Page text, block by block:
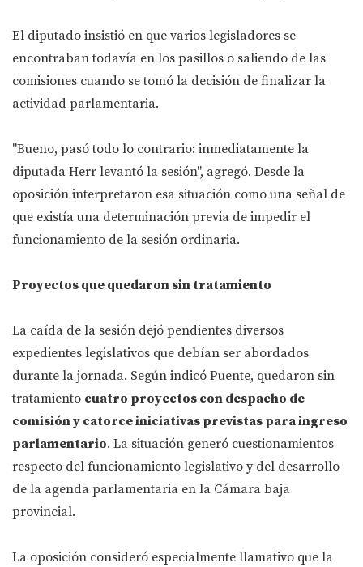
El diputado insistió en que varios legisladores se
encontraban todavía en los pasillos o saliendo de las
comisiones cuando se tomó la decisión de finalizar la
actividad parlamentaria.
"Bueno, pasó todo lo contrario: inmediatamente la
diputada Herr levantó la sesión", agregó. Desde la
oposición interpretaron esa situación como una señal de
que existía una determinación previa de impedir el
funcionamiento de la sesión ordinaria.
Proyectos que quedaron sin tratamiento
La caída de la sesión dejó pendientes diversos
expedientes legislativos que debían ser abordados
durante la jornada. Según indicó Puente, quedaron sin
tratamiento cuatro proyectos con despacho de
comisión y catorce iniciativas previstas para ingreso
parlamentario. La situación generó cuestionamientos
respecto del funcionamiento legislativo y del desarrollo
de la agenda parlamentaria en la Cámara baja
provincial.
La oposición consideró especialmente llamativo que la